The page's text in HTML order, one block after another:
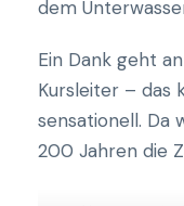
dem
Ein Dank geht
Kursleiter – das
sensationell. Da
200 Jahren die